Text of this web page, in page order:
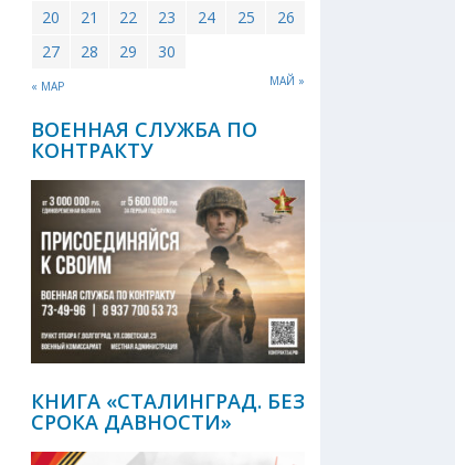
« МАР МАЙ »
20
21 22 23 24 25
26
27
28 29 30
ВОЕННАЯ СЛУЖБА ПО
КОНТРАКТУ
КНИГА «СТАЛИНГРАД. БЕЗ
СРОКА ДАВНОСТИ»